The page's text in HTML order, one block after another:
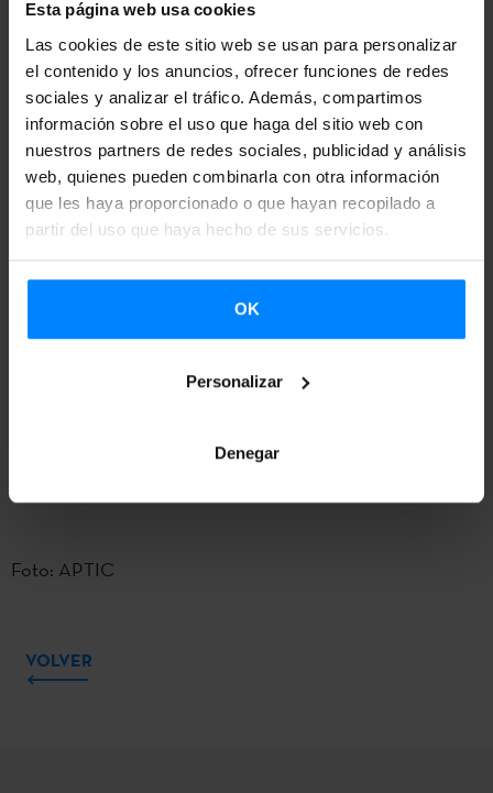
Esta página web usa cookies
Las cookies de este sitio web se usan para personalizar
el contenido y los anuncios, ofrecer funciones de redes
sociales y analizar el tráfico. Además, compartimos
información sobre el uso que haga del sitio web con
nuestros partners de redes sociales, publicidad y análisis
web, quienes pueden combinarla con otra información
que les haya proporcionado o que hayan recopilado a
partir del uso que haya hecho de sus servicios.
OK
Personalizar
Denegar
cooficialesde las comunidades autónomas. Podrán
solicitar estas subvenciones entidades privadas del sector
editorial y entidades con labor editorial, ya sean personas
físicas o jurídicas, españolas o extranjeras, así como
entidades públicas extranjeras, siempre que estén
legalmente constituidas y acrediten haber realizado una
labor ininterrumpida de 2 años, como mínimo, en la fecha
de publicación de la convocatoria.
plazo de recepción de solicitudes
publicación de esta convocatoria en el Boletín Oficial del
más información en este enlace.
Foto: APTIC
VOLVER